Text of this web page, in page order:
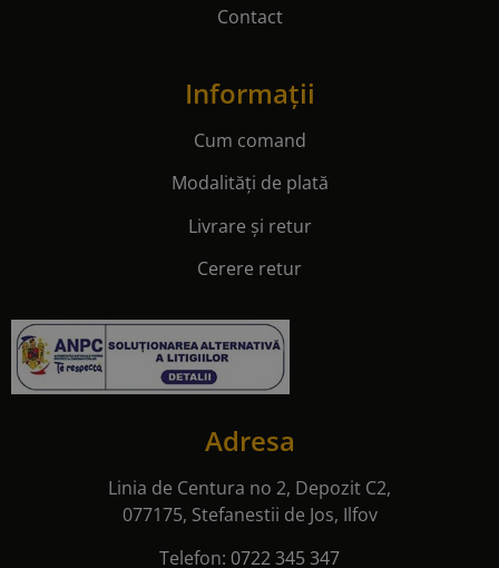
Contact
Informații
Cum comand
Modalități de plată
Livrare și retur
Cerere retur
Adresa
Linia de Centura no 2, Depozit C2,
077175, Stefanestii de Jos, Ilfov
Telefon: 0722 345 347